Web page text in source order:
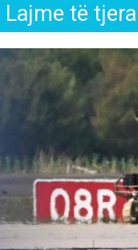
Lajme të tjera